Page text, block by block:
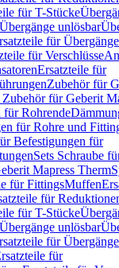
für T-Stücke
unlösbar
für
für Verschlüsse
Ersatzteile für
Zubehör für
für Geberit
für Rohrende
für Rohre und
Befestigungen für
Sets Schraube
Mapress Therm
für FittingsMuffen
für
für T-Stücke
unlösbar
für
für